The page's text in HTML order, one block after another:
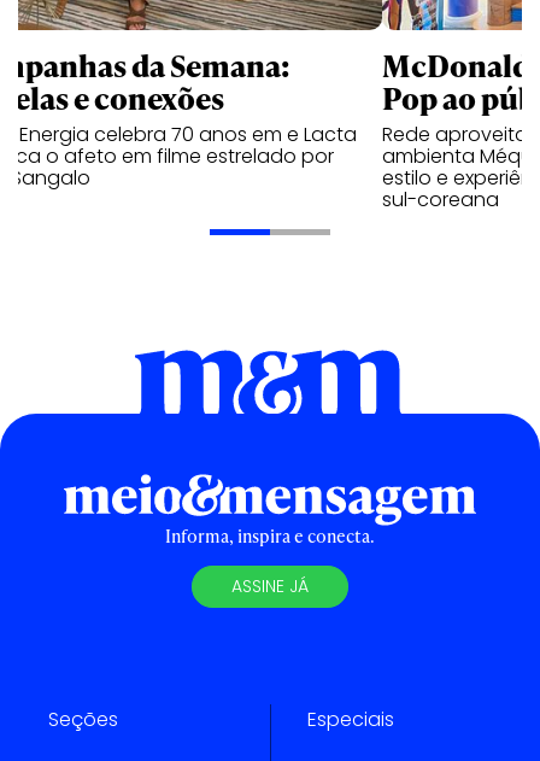
da Semana:
e conexões
Energia celebra 70 anos em e Lacta
o afeto em filme estrelado por
Sangalo
Pop ao
Rede aproveita
ambienta Méqui
estilo e
sul-coreana
Informa, inspira e conecta.
ASSINE JÁ
Seções Especiais